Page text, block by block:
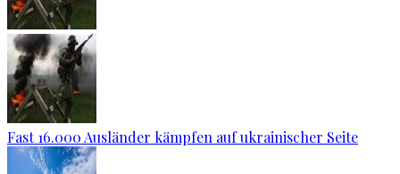
Fast 16.000 Ausländer kämpfen auf ukrainischer Seite